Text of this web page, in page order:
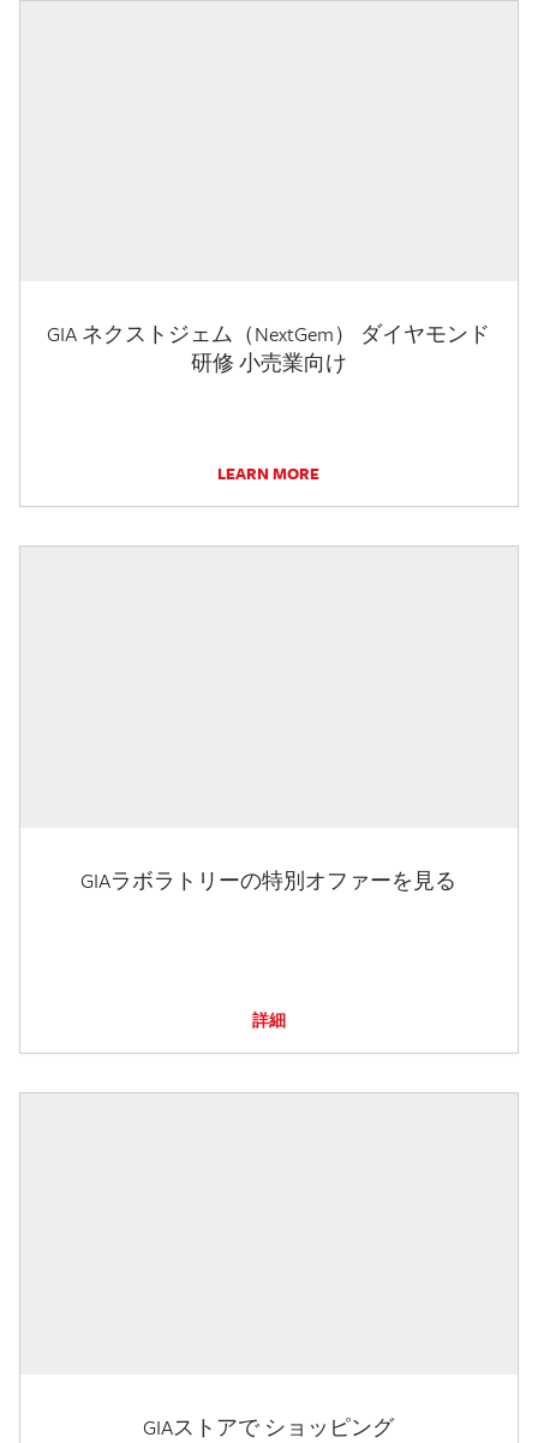
GIA ネクストジェム（NextGem） ダイヤモンド
研修 小売業向け
LEARN MORE
GIAラボラトリーの特別オファーを見る
詳細
GIAストアで ショッピング